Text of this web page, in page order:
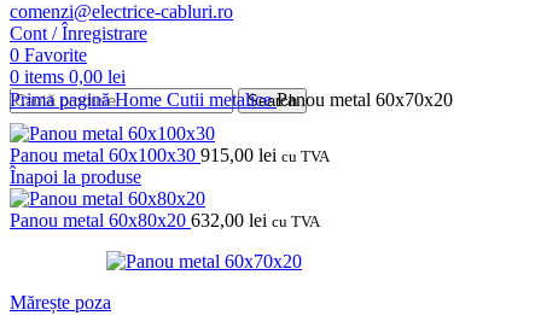
comenzi@electrice-cabluri.ro
Cont / Înregistrare
0 Favorite
0 items 0,00 lei
Search
Prima paginăHome Cutii metalicePanou metal 60x70x20
Panou metal 60x100x30 915,00 lei cu TVA
Înapoi la produse
Panou metal 60x80x20 632,00 lei cu TVA
Mărește poza